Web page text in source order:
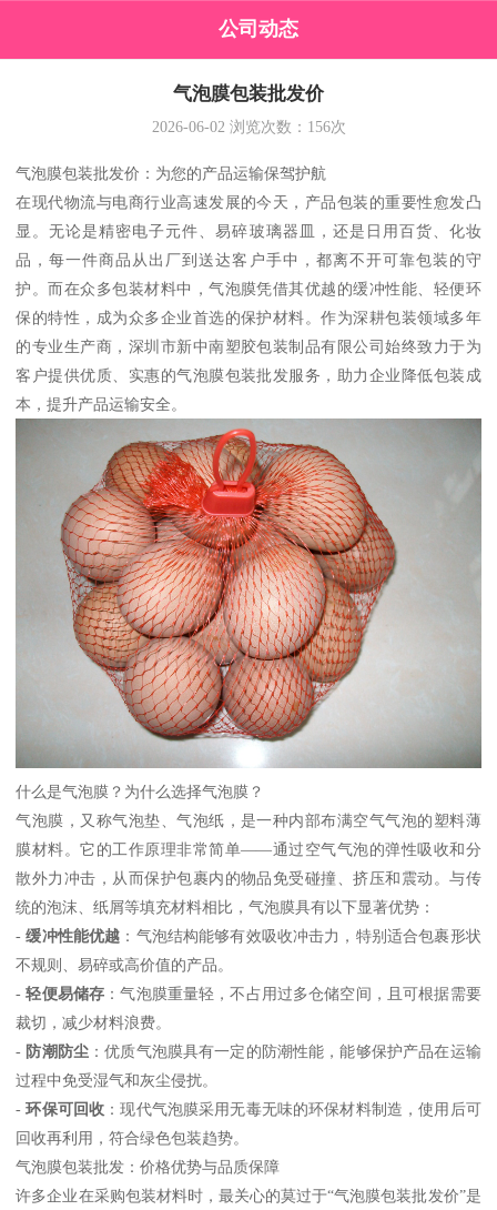
公司动态
气泡膜包装批发价
2026-06-02 浏览次数： 156次
气泡膜包装批发价：为您的产品运输保驾护航
在现代物流与电商行业高速发展的今天，产品包装的重要性愈发凸
显。无论是精密电子元件、易碎玻璃器皿，还是日用百货、化妆
品，每一件商品从出厂到送达客户手中，都离不开可靠包装的守
护。而在众多包装材料中，气泡膜凭借其优越的缓冲性能、轻便环
保的特性，成为众多企业首选的保护材料。作为深耕包装领域多年
的专业生产商，深圳市新中南塑胶包装制品有限公司始终致力于为
客户提供优质、实惠的气泡膜包装批发服务，助力企业降低包装成
本，提升产品运输安全。
什么是气泡膜？为什么选择气泡膜？
气泡膜，又称气泡垫、气泡纸，是一种内部布满空气气泡的塑料薄
膜材料。它的工作原理非常简单——通过空气气泡的弹性吸收和分
散外力冲击，从而保护包裹内的物品免受碰撞、挤压和震动。与传
统的泡沫、纸屑等填充材料相比，气泡膜具有以下显著优势：
-缓冲性能优越 ：气泡结构能够有效吸收冲击力，特别适合包裹形状
不规则、易碎或高价值的产品。
-轻便易储存 ：气泡膜重量轻，不占用过多仓储空间，且可根据需要
裁切，减少材料浪费。
- 防潮防尘 ：优质气泡膜具有一定的防潮性能，能够保护产品在运输
过程中免受湿气和灰尘侵扰。
-环保可回收 ：现代气泡膜采用无毒无味的环保材料制造，使用后可
回收再利用，符合绿色包装趋势。
气泡膜包装批发：价格优势与品质保障
许多企业在采购包装材料时，最关心的莫过于“气泡膜包装批发价”是